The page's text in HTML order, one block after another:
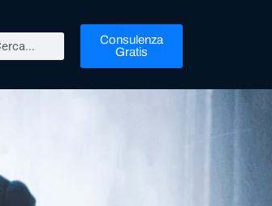
Consulenza
Gratis